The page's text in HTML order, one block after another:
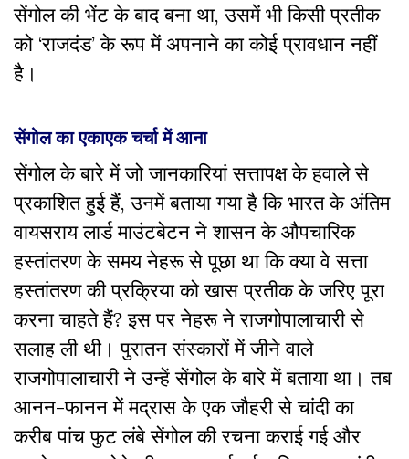
सेंगोल की भेंट के बाद बना था, उसमें भी किसी प्रतीक
को ‘राजदंड’ के रूप में अपनाने का कोई प्रावधान नहीं
है।
सेंगोल का एकाएक चर्चा में आना
सेंगोल के बारे में जो जानकारियां सत्तापक्ष के हवाले से
प्रकाशित हुई हैं, उनमें बताया गया है कि भारत के अंतिम
वायसराय लार्ड माउंटबेटन ने शासन के औपचारिक
हस्तांतरण के समय नेहरू से पूछा था कि क्या वे सत्ता
हस्तांतरण की प्रक्रिया को खास प्रतीक के जरिए पूरा
करना चाहते हैं? इस पर नेहरू ने राजगोपालाचारी से
सलाह ली थी। पुरातन संस्कारों में जीने वाले
राजगोपालाचारी ने उन्हें सेंगोल के बारे में बताया था। तब
आनन-फानन में मद्रास के एक जौहरी से चांदी का
करीब पांच फुट लंबे सेंगोल की रचना कराई गई और